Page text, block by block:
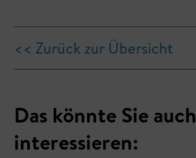
<< Zurück zur Übersicht
Das könnte Sie auch
interessieren: